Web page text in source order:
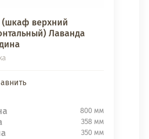
(шкаф верхний
Лаванда
800 мм
358 мм
350 мм